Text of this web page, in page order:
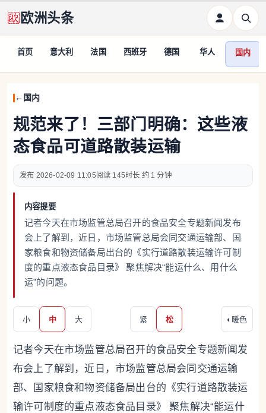
欧洲头条
首页 意大利 法国 西班牙 德国 华人 国内
国内
规范来了！三部门明确：这些液
态食品可道路散装运输
2026-02-09 11:05 145 约 1 分钟
内容提要
记者今天在市场监管总局召开的食品安全专题新闻发布
会上了解到，近日，市场监管总局会同交通运输部、国
家粮食和物资储备局出台的《实行道路散装运输许可制
度的重点液态食品目录》 聚焦解决“能运什么、用什么
运”的问题。
小 中 大 紧 松 ◐ 暖色
记者今天在市场监管总局召开的食品安全专题新闻发
布会上了解到，近日，市场监管总局会同交通运输
部、国家粮食和物资储备局出台的《实行道路散装运
输许可制度的重点液态食品目录》 聚焦解决“能运什